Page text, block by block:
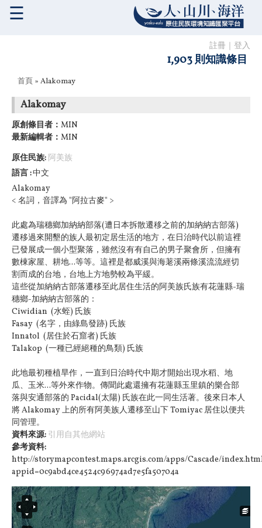
註冊 登入
1,903 則知識條目
☰
您在這裡
首頁 » Alakomay
Alakomay
原創條目者： MIN
最新編輯者： MIN
原住民族: 阿美族
語言 中文
Alakomay
< 名詞，音譯為 "阿拉古麥" >
此處為瑞穗鄉加納納部落(遭日本拆散遷移之前的加納納古部落)
遷移過來開墾的族人最初定居生活的地方，在日治時代以前這裡
已發展成一個小型聚落，雖然沒有有自己的男子聚會所，但擁有
數棟家屋、耕地...等等。這裡是都威溪與海荖溪兩條溪流流經切
割而成的台地，台地上方地勢較為平緩。
這些從加納納古部落遷移至此居住生活的阿美族氏族有花蓮縣-瑞
穗鄉-加納納古部落的：
Ciwidian (水蛭) 氏族
Fasay (名字，由綠島發跡) 氏族
Innatol (居住於石窟者) 氏族
Talakop (一種已經絕種的鳥類) 氏族
此地最初種植旱作，一直到日治時代中期才開始出現水稻、地
瓜、玉米...等外來作物。傳聞此處還擁有花蓮縣玉里鎮的樂合部
落與安通部落的 Pacidal(太陽) 氏族在此一同生活著。後來日本人
將 Alakomay 上的所有阿美族人遷移至山下 Tomiyac 居住以便共
同管理。
資料來源: 引用自其他網站
參考資料:
http://storymapcontest.maps.arcgis.com/apps/Cascade/
appid=0c9abd4ce4524c96974ad7e5fa50704a